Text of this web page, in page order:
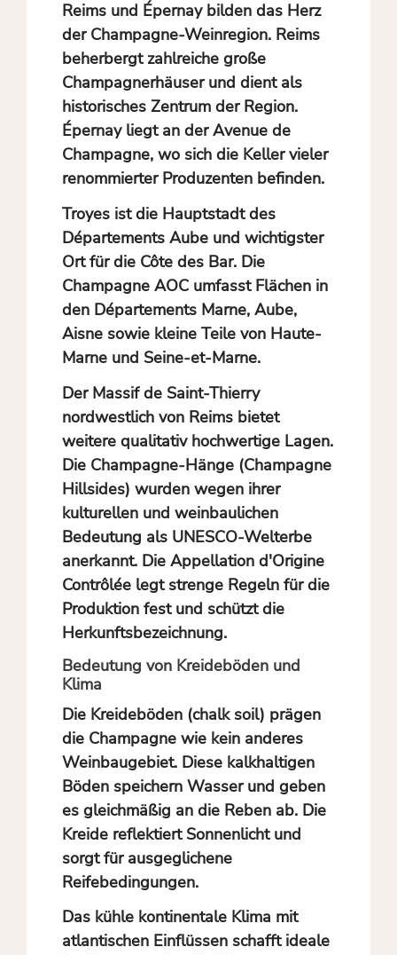
Reims und Épernaybilden das Herz
der Champagne-Weinregion. Reims
beherbergt zahlreiche große
Champagnerhäuser und dient als
historisches Zentrum der Region.
Épernay liegt an der Avenue de
Champagne, wo sich die Keller vieler
renommierter Produzenten befinden.
Troyes ist die Hauptstadt des
Départements Aube und wichtigster
Ort für die Côte des Bar. Die
Champagne AOC umfasst Flächen in
den Départements Marne, Aube,
Aisne sowie kleine Teile von Haute-
Marne und Seine-et-Marne.
Der Massif de Saint-Thierry
nordwestlich von Reims bietet
weitere qualitativ hochwertige Lagen.
Die Champagne-Hänge (Champagne
Hillsides) wurden wegen ihrer
kulturellen und weinbaulichen
Bedeutung als UNESCO-Welterbe
anerkannt. Die Appellation d'Origine
Contrôlée legt strenge Regeln für die
Produktion fest und schützt die
Herkunftsbezeichnung.
Bedeutung von Kreideböden und
Klima
Die Kreideböden (chalk soil) prägen
die Champagne wie kein anderes
Weinbaugebiet. Diese kalkhaltigen
Böden speichern Wasser und geben
es gleichmäßig an die Reben ab. Die
Kreide reflektiert Sonnenlicht und
sorgt für ausgeglichene
Reifebedingungen.
Das kühle kontinentale Klima mit
atlantischen Einflüssen schafft ideale